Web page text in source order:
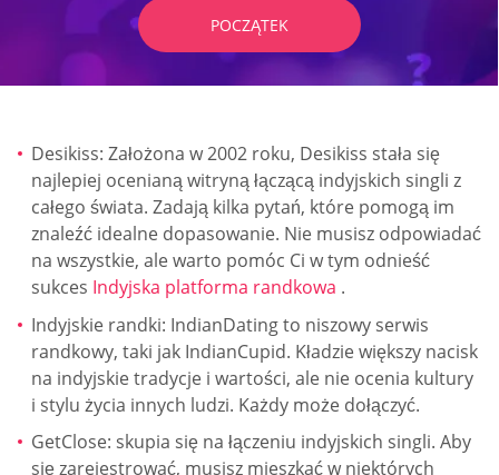
POCZĄTEK
Desikiss: Założona w 2002 roku, Desikiss stała się
najlepiej ocenianą witryną łączącą indyjskich singli z
całego świata. Zadają kilka pytań, które pomogą im
znaleźć idealne dopasowanie. Nie musisz odpowiadać
na wszystkie, ale warto pomóc Ci w tym odnieść
sukces Indyjska platforma randkowa .
Indyjskie randki: IndianDating to niszowy serwis
randkowy, taki jak IndianCupid. Kładzie większy nacisk
na indyjskie tradycje i wartości, ale nie ocenia kultury
i stylu życia innych ludzi. Każdy może dołączyć.
GetClose: skupia się na łączeniu indyjskich singli. Aby
się zarejestrować, musisz mieszkać w niektórych